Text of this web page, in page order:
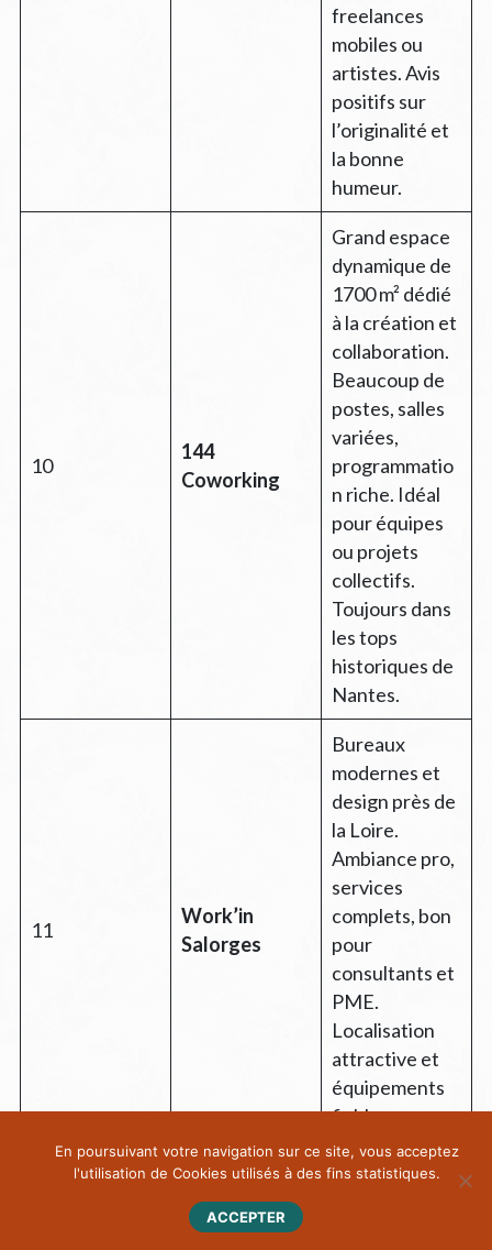
freelances
mobiles ou
artistes. Avis
positifs sur
l’originalité et
la bonne
humeur.
10
144
Coworking
Grand espace
dynamique de
1700 m² dédié
à la création et
collaboration.
Beaucoup de
postes, salles
variées,
programmatio
n riche. Idéal
pour équipes
ou projets
collectifs.
Toujours dans
les tops
historiques de
Nantes.
11
Work’in
Salorges
Bureaux
modernes et
design près de
la Loire.
Ambiance pro,
services
complets, bon
pour
consultants et
PME.
Localisation
attractive et
équipements
fiables.
Focus
productivité et
En poursuivant votre navigation sur ce site, vous acceptez
l'utilisation de Cookies utilisés à des fins statistiques.
ACCEPTER